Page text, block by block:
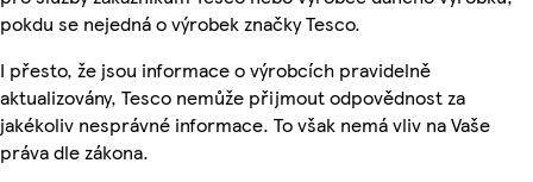
pokdu se nejedná o výrobek značky Tesco.
I přesto, že jsou informace o výrobcích pravidelně
aktualizovány, Tesco nemůže přijmout odpovědnost za
jakékoliv nesprávné informace. To však nemá vliv na Vaše
práva dle zákona.